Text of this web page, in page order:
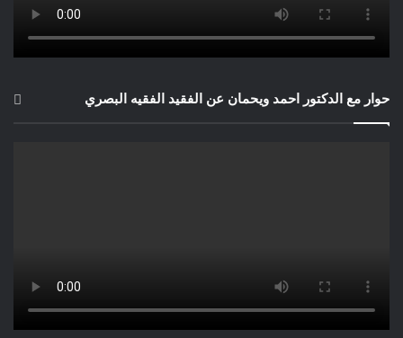
حوار مع الدكتور احمد ويحمان عن الفقيد الفقيه البصري